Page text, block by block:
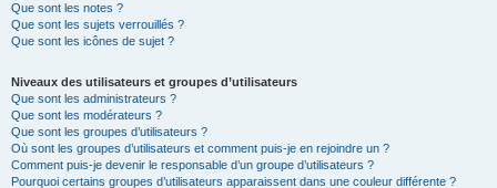
Que sont les notes ?
Que sont les sujets verrouillés ?
Que sont les icônes de sujet ?
Niveaux des utilisateurs et groupes d’utilisateurs
Que sont les administrateurs ?
Que sont les modérateurs ?
Que sont les groupes d’utilisateurs ?
Où sont les groupes d’utilisateurs et comment puis-je en rejoindre un ?
Comment puis-je devenir le responsable d’un groupe d’utilisateurs ?
Pourquoi certains groupes d’utilisateurs apparaissent dans une couleur différente ?